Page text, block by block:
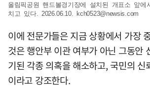
올림픽공원 핸드볼경기장에 설치된 개표소 앞
치고 있다. 2026.06.10. kch0523@newsis.com
이에 전문가들은 지금 상황에서 가장
것은 행안부 이관 여부가 아닌 그동안
기된 각종 의혹을 해소하고, 국민의 신
이라고 강조한다.